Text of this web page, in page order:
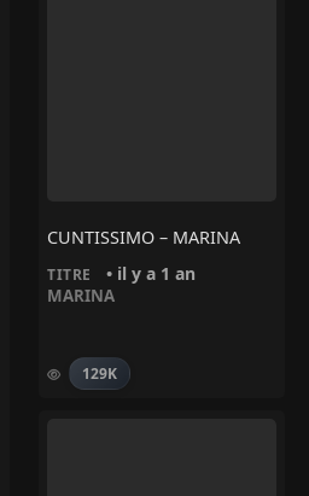
CUNTISSIMO – MARINA
TITRE • il y a 1 an
MARINA
129K